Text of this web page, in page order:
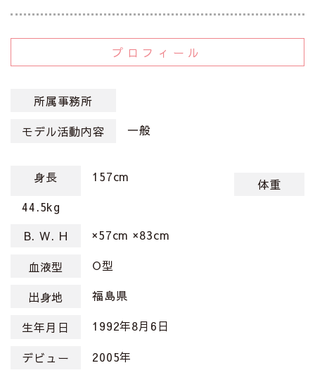
プロフィール
所属事務所
モデル活動内容
一般
身長 157cm
体重
44.5kg
B. W. H
×57cm ×83cm
血液型 O型
出身地 福島県
生年月日 1992年8月6日
デビュー 2005年